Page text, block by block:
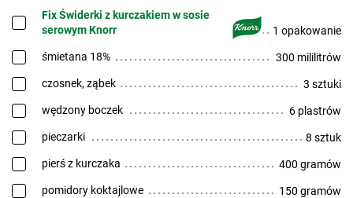
Fix Świderki z kurczakiem w sosie
serowym Knorr
1 opakowanie
śmietana 18% 300 mililitrów
czosnek, ząbek 3 sztuki
wędzony boczek 6 plastrów
pieczarki 8 sztuk
pierś z kurczaka 400 gramów
pomidory koktajlowe 150 gramów